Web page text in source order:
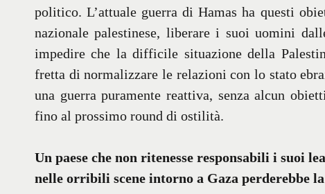
politico. L’attuale guerra di Hamas ha questi
nazionale palestinese, liberare i suoi uomini
impedire che la difficile situazione della
fretta di normalizzare le relazioni con lo stato
una guerra puramente reattiva, senza alcun
fino al prossimo round di ostilità.
Un paese che non ritenesse responsabili i suoi
nelle orribili scene intorno a Gaza perderebbe